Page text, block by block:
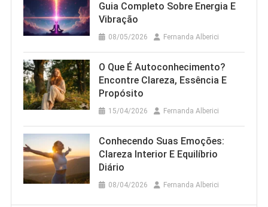
Guia Completo Sobre Energia E
Vibração
08/05/2026 Fernanda Alberici
O Que É Autoconhecimento?
Encontre Clareza, Essência E
Propósito
15/04/2026 Fernanda Alberici
Conhecendo Suas Emoções:
Clareza Interior E Equilíbrio
Diário
08/04/2026 Fernanda Alberici